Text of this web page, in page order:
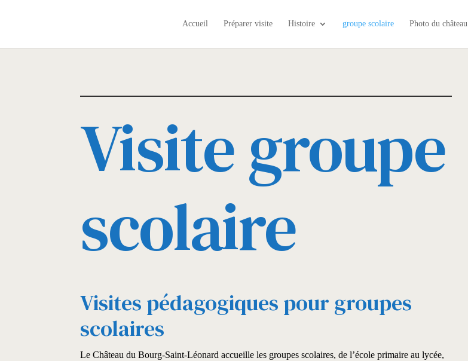
Accueil Préparer visite Histoire groupe scolaire Photo du château
Visite groupe
scolaire
Visites pédagogiques pour groupes
scolaires
Le Château du Bourg-Saint-Léonard accueille les groupes scolaires, de l’école primaire au lycée,